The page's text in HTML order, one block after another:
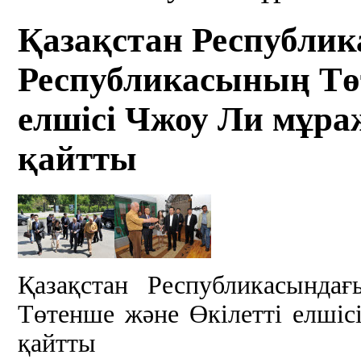
Қазақстан
Республикасының
елшісі Чжоу Ли
қайтты
Қазақстан
Төтенше және Өкілетті
қайтты